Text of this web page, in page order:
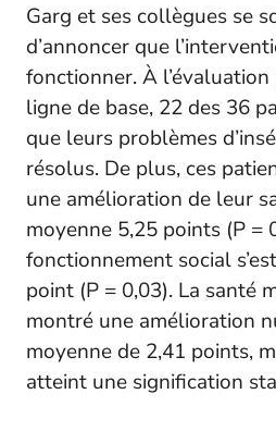
Garg et ses collègues se
d’annoncer que
fonctionner. À
ligne de base, 22 des 36
que leurs problèmes
résolus. De plus, ces
une amélioration de leur
moyenne 5,25 points (P =
fonctionnement social
point (P = 0,03). La santé
montré une amélioration
moyenne de 2,41 points,
atteint une signification